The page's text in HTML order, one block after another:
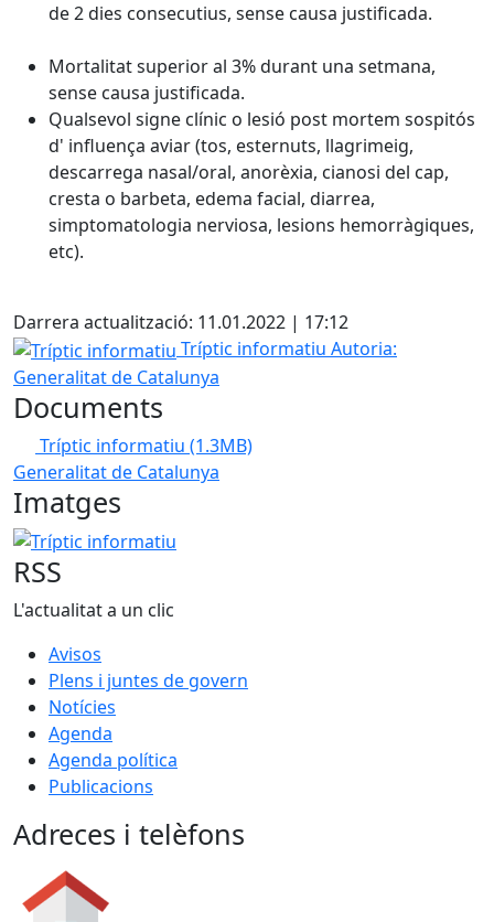
de 2 dies consecutius, sense causa justificada.
Mortalitat superior al 3% durant una setmana,
sense causa justificada.
Qualsevol signe clínic o lesió post mortem sospitós
d' influença aviar (tos, esternuts, llagrimeig,
descarrega nasal/oral, anorèxia, cianosi del cap,
cresta o barbeta, edema facial, diarrea,
simptomatologia nerviosa, lesions hemorràgiques,
etc).
Darrera actualització: 11.01.2022 | 17:12
Tríptic informatiu
Tríptic informatiu Autoria:
Generalitat de Catalunya
Documents
Tríptic informatiu (1.3MB)
Generalitat de Catalunya
Imatges
Tríptic informatiu
RSS
L'actualitat a un clic
Avisos
Plens i juntes de govern
Notícies
Agenda
Agenda política
Publicacions
Adreces i telèfons